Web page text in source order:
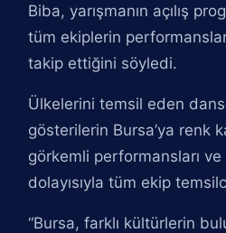
Biba, yarışmanın açılış
tüm ekiplerin
takip ettiğini söyledi.
Ülkelerini temsil eden
gösterilerin Bursa’ya renk
görkemli performansları ve
dolayısıyla tüm ekip
“Bursa, farklı kültürlerin